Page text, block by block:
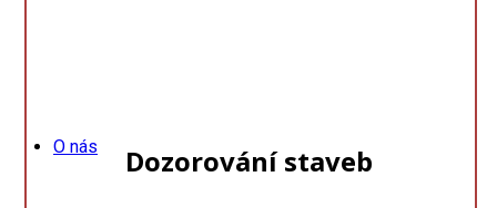
O nás Dozorování staveb